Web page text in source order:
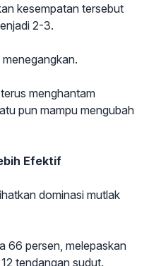
kesempatan tersebut
2-3.
menghantam
pun mampu mengubah
Efektif
dominasi mutlak
66 persen, melepaskan
tendangan sudut.